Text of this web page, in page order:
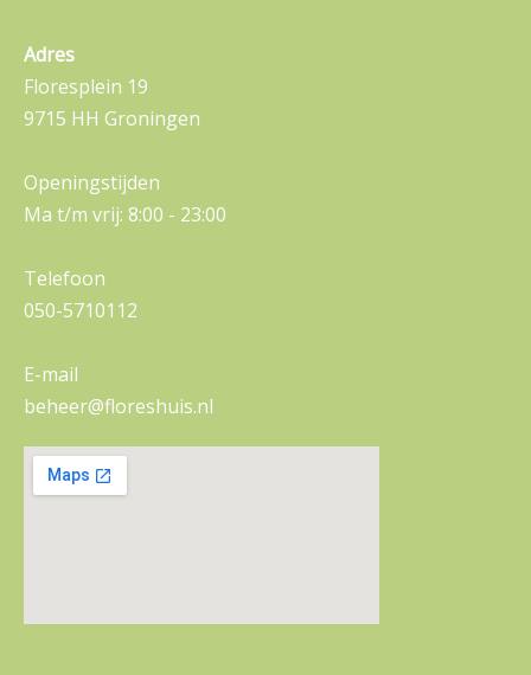
Adres
Floresplein 19
9715 HH Groningen
Openingstijden
Ma t/m vrij: 8:00 - 23:00
Telefoon
050-5710112
E-mail
beheer@floreshuis.nl